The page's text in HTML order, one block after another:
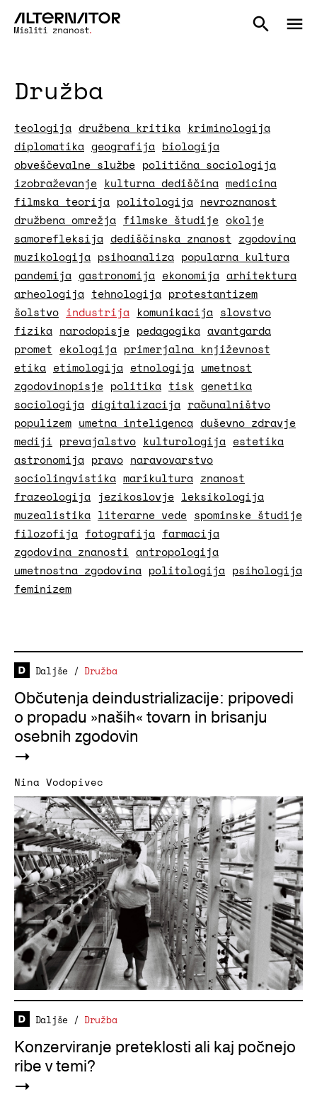
Družba
teologija družbena kritika kriminologija
diplomatika geografija biologija
obveščevalne službe politična sociologija
izobraževanje kulturna dediščina medicina
filmska teorija politologija nevroznanost
družbena omrežja filmske študije okolje
samorefleksija dediščinska znanost zgodovina
muzikologija psihoanaliza popularna kultura
pandemija gastronomija ekonomija arhitektura
arheologija tehnologija protestantizem
šolstvo industrija komunikacija slovstvo
fizika narodopisje pedagogika avantgarda
promet ekologija primerjalna književnost
etika etimologija etnologija umetnost
zgodovinopisje politika tisk genetika
sociologija digitalizacija računalništvo
populizem umetna inteligenca duševno zdravje
mediji prevajalstvo kulturologija estetika
astronomija pravo naravovarstvo
sociolingvistika marikultura znanost
frazeologija jezikoslovje leksikologija
muzealistika literarne vede spominske študije
filozofija fotografija farmacija
zgodovina znanosti antropologija
umetnostna zgodovina politologija psihologija
feminizem
Daljše / Družba
Občutenja deindustrializacije: pripovedi
o propadu »naših« tovarn in brisanju
osebnih zgodovin
Nina Vodopivec
Daljše / Družba
Konzerviranje preteklosti ali kaj počnejo
ribe v temi?